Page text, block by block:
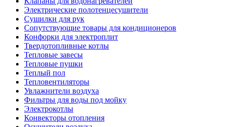
Электрические полотенцесушители
Сушилки для рук
Сопутствующие товары для кондиционеров
Конфорки для электроплит
Твердотопливные котлы
Тепловые завесы
Тепловые пушки
Теплый пол
Тепловентиляторы
Увлажнители воздуха
Фильтры для воды под мойку
Электрокотлы
Конвекторы отопления